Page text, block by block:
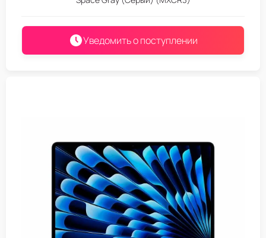
Уведомить о поступлении